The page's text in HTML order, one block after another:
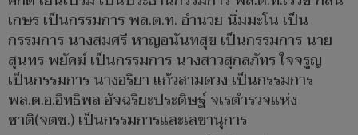
เกษร เป็นกรรมการ พล.ต.ท. อำนวย นิ่มมะโน เป็น
กรรมการ นางสมศรี หาญอนันทสุข เป็นกรรมการ นาย
สุนทร พยัคฆ์ เป็นกรรมการ นางสาวสุกลภัทร ใจจรูญ
เป็นกรรมการ นางอริยา แก้วสามดวง เป็นกรรมการ
พล.ต.อ.อิทธิพล อัจฉริยะประดิษฐ์ จเรตำรวจแห่ง
ชาติ(จตช.) เป็นกรรมการและเลขานุการ